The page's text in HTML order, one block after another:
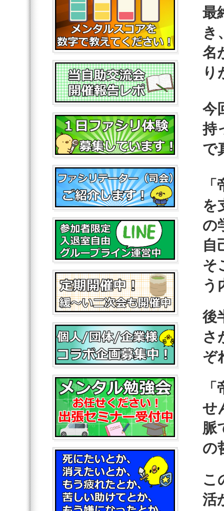
最
き
名
り
今
持
で
を
の
自
そ
う
後
さ
ぞ
せ
脈
の
こ
活